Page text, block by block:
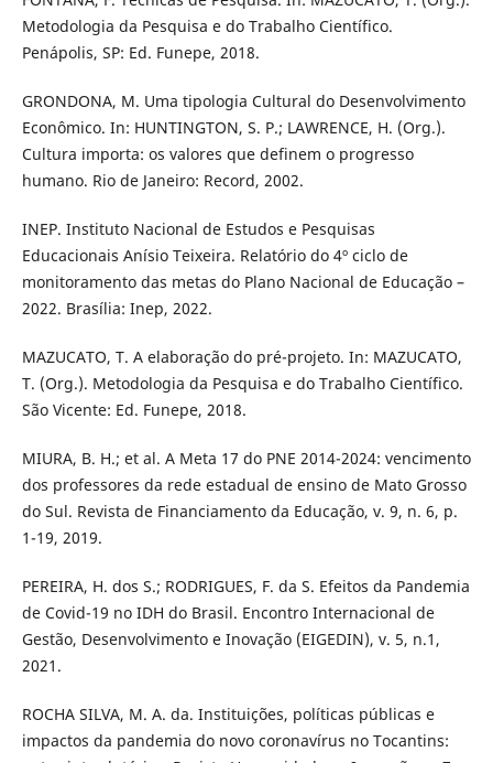
Metodologia da Pesquisa e do Trabalho Científico.
Penápolis, SP: Ed. Funepe, 2018.
GRONDONA, M. Uma tipologia Cultural do Desenvolvimento
Econômico. In: HUNTINGTON, S. P.; LAWRENCE, H. (Org.).
Cultura importa: os valores que definem o progresso
humano. Rio de Janeiro: Record, 2002.
INEP. Instituto Nacional de Estudos e Pesquisas
Educacionais Anísio Teixeira. Relatório do 4º ciclo de
monitoramento das metas do Plano Nacional de Educação –
2022. Brasília: Inep, 2022.
MAZUCATO, T. A elaboração do pré-projeto. In: MAZUCATO,
T. (Org.). Metodologia da Pesquisa e do Trabalho Científico.
São Vicente: Ed. Funepe, 2018.
MIURA, B. H.; et al. A Meta 17 do PNE 2014-2024: vencimento
dos professores da rede estadual de ensino de Mato Grosso
do Sul. Revista de Financiamento da Educação, v. 9, n. 6, p.
1-19, 2019.
PEREIRA, H. dos S.; RODRIGUES, F. da S. Efeitos da Pandemia
de Covid-19 no IDH do Brasil. Encontro Internacional de
Gestão, Desenvolvimento e Inovação (EIGEDIN), v. 5, n.1,
2021.
ROCHA SILVA, M. A. da. Instituições, políticas públicas e
impactos da pandemia do novo coronavírus no Tocantins: